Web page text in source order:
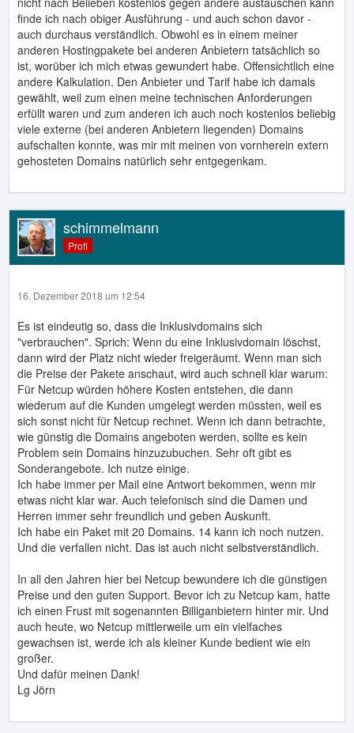
finde ich nach obiger Ausführung - und auch schon davor -
auch durchaus verständlich. Obwohl es in einem meiner
anderen Hostingpakete bei anderen Anbietern tatsächlich so
ist, worüber ich mich etwas gewundert habe. Offensichtlich eine
andere Kalkulation. Den Anbieter und Tarif habe ich damals
gewählt, weil zum einen meine technischen Anforderungen
erfüllt waren und zum anderen ich auch noch kostenlos beliebig
viele externe (bei anderen Anbietern liegenden) Domains
aufschalten konnte, was mir mit meinen von vornherein extern
gehosteten Domains natürlich sehr entgegenkam.
schimmelmann
Profi
16. Dezember 2018 um 12:54
Es ist eindeutig so, dass die Inklusivdomains sich
"verbrauchen". Sprich: Wenn du eine Inklusivdomain löschst,
dann wird der Platz nicht wieder freigeräumt. Wenn man sich
die Preise der Pakete anschaut, wird auch schnell klar warum:
Für Netcup würden höhere Kosten entstehen, die dann
wiederum auf die Kunden umgelegt werden müssten, weil es
sich sonst nicht für Netcup rechnet. Wenn ich dann betrachte,
wie günstig die Domains angeboten werden, sollte es kein
Problem sein Domains hinzuzubuchen. Sehr oft gibt es
Sonderangebote. Ich nutze einige.
Ich habe immer per Mail eine Antwort bekommen, wenn mir
etwas nicht klar war. Auch telefonisch sind die Damen und
Herren immer sehr freundlich und geben Auskunft.
Ich habe ein Paket mit 20 Domains. 14 kann ich noch nutzen.
Und die verfallen nicht. Das ist auch nicht selbstverständlich.
In all den Jahren hier bei Netcup bewundere ich die günstigen
Preise und den guten Support. Bevor ich zu Netcup kam, hatte
ich einen Frust mit sogenannten Billiganbietern hinter mir. Und
auch heute, wo Netcup mittlerweile um ein vielfaches
gewachsen ist, werde ich als kleiner Kunde bedient wie ein
großer.
Und dafür meinen Dank!
Lg Jörn